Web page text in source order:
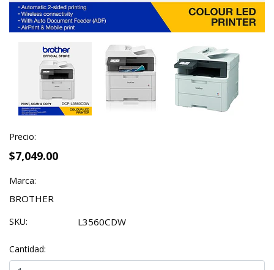
Precio:
$7,049.00
Marca:
BROTHER
SKU: L3560CDW
Cantidad: